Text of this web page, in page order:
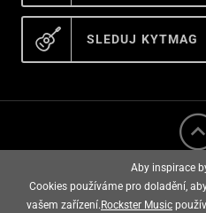
SLEDUJ KYTMAG
Aby inspirace
Cookies používáme pro doladění,
vašem zařízení. Rockster Music